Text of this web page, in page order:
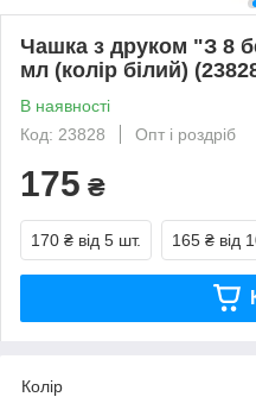
Чашка з друком "З 8
мл (колір білий)
В наявності
Код: 23828
Опт і роздріб
175 ₴
170 ₴ від 5 шт. 165 ₴ від
Колір